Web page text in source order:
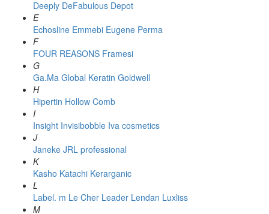
Deeply DeFabulous Depot
E
Echosline Emmebi Eugene Perma
F
FOUR REASONS Framesi
G
Ga.Ma Global Keratin Goldwell
H
Hipertin Hollow Comb
I
Insight Invisibobble Iva cosmetics
J
Janeke JRL professional
K
Kasho Katachi Kerarganic
L
Label. m Le Cher Leader Lendan Luxliss
M